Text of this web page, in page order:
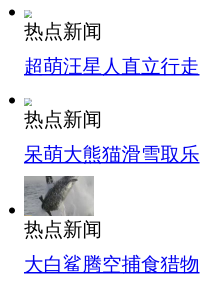
热点新闻
超萌汪星人直立行走
热点新闻
呆萌大熊猫滑雪取乐
热点新闻
大白鲨腾空捕食猎物